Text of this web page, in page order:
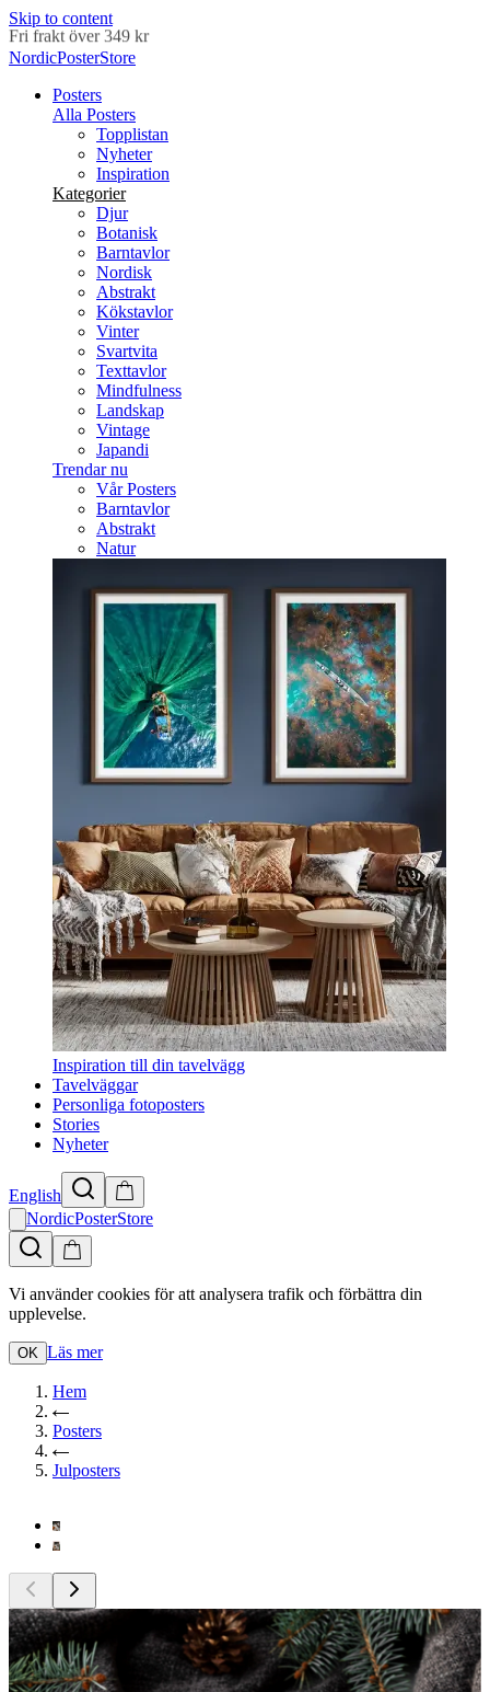
Skip to content
Leverans inom 2-5 arbetsdagar
NordicPosterStore
Posters
Alla Posters
Topplistan
Nyheter
Inspiration
Kategorier
Djur
Botanisk
Barntavlor
Nordisk
Abstrakt
Kökstavlor
Vinter
Svartvita
Texttavlor
Mindfulness
Landskap
Vintage
Japandi
Trendar nu
Vår Posters
Barntavlor
Abstrakt
Natur
Inspiration till din tavelvägg
Tavelväggar
Personliga fotoposters
Stories
Nyheter
English
NordicPosterStore
Vi använder cookies för att analysera trafik och förbättra din
upplevelse.
OK Läs mer
Hem
Posters
Julposters